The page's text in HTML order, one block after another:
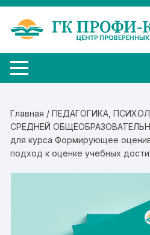
Перейти
содержимому
Главная /ПЕДАГОГИКА,
СРЕДНЕЙ
для курса Формирующее
подход к оценке учебных